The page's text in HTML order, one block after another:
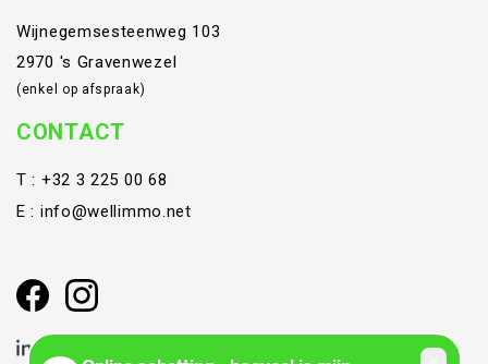
Wijnegemsesteenweg 103
2970 's Gravenwezel
(enkel op afspraak)
CONTACT
T : +32 3 225 00 68
E : info@wellimmo.net